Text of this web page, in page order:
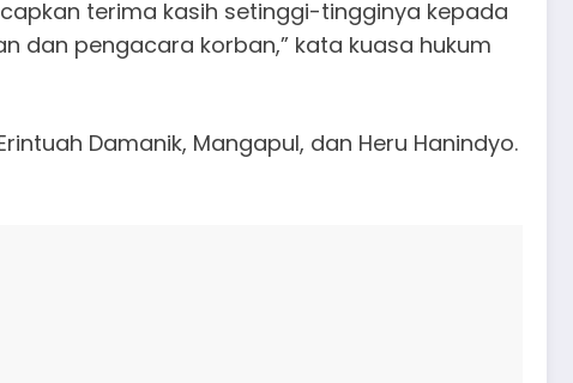
terima kasih setinggi-tingginya kepada
dan pengacara korban,” kata kuasa hukum
Damanik, Mangapul, dan Heru Hanindyo.